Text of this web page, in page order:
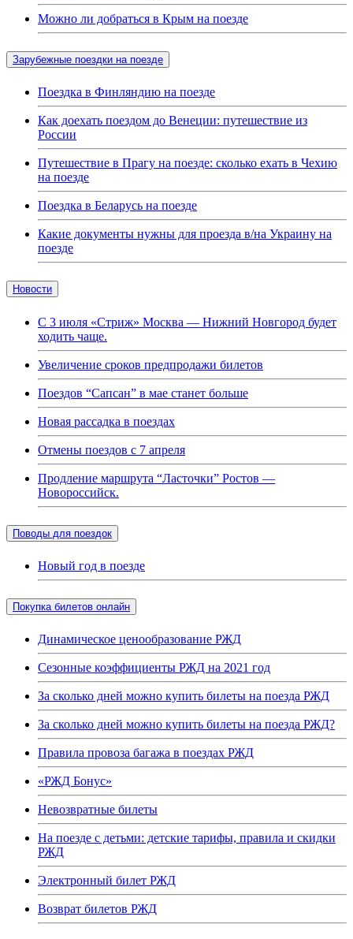
Можно ли добраться в Крым на поезде
Зарубежные поездки на поезде
Поездка в Финляндию на поезде
Как доехать поездом до Венеции: путешествие из
России
Путешествие в Прагу на поезде: сколько ехать в Чехию
на поезде
Поездка в Беларусь на поезде
Какие документы нужны для проезда в/на Украину на
поезде
Новости
С 3 июля «Стриж» Москва — Нижний Новгород будет
ходить чаще.
Увеличение сроков предпродажи билетов
Поездов “Сапсан” в мае станет больше
Новая рассадка в поездах
Отмены поездов с 7 апреля
Продление маршрута “Ласточки” Ростов —
Новороссийск.
Поводы для поездок
Новый год в поезде
Покупка билетов онлайн
Динамическое ценообразование РЖД
Сезонные коэффициенты РЖД на 2021 год
За сколько дней можно купить билеты на поезда РЖД
За сколько дней можно купить билеты на поезда РЖД?
Правила провоза багажа в поездах РЖД
«РЖД Бонус»
Невозвратные билеты
На поезде с детьми: детские тарифы, правила и скидки
РЖД
Электронный билет РЖД
Возврат билетов РЖД